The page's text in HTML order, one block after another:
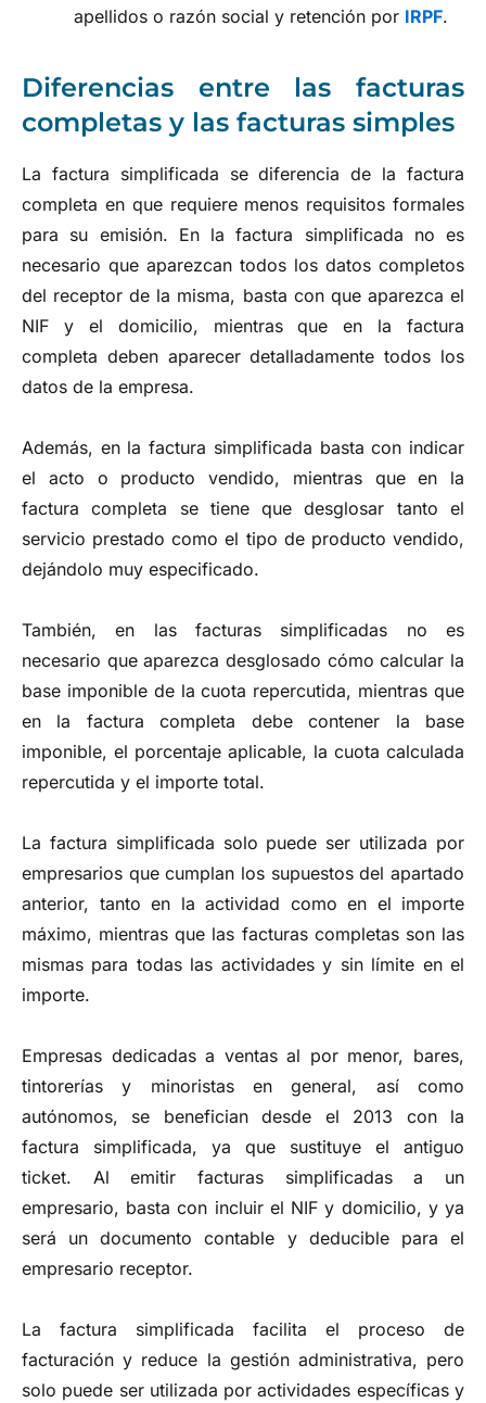
apellidos o razón social y retención por IRPF.
Diferencias entre las facturas
completas y las facturas simples
La factura simplificada se diferencia de la factura
completa en que requiere menos requisitos formales
para su emisión. En la factura simplificada no es
necesario que aparezcan todos los datos completos
del receptor de la misma, basta con que aparezca el
NIF y el domicilio, mientras que en la factura
completa deben aparecer detalladamente todos los
datos de la empresa.
Además, en la factura simplificada basta con indicar
el acto o producto vendido, mientras que en la
factura completa se tiene que desglosar tanto el
servicio prestado como el tipo de producto vendido,
dejándolo muy especificado.
También, en las facturas simplificadas no es
necesario que aparezca desglosado cómo calcular la
base imponible de la cuota repercutida, mientras que
en la factura completa debe contener la base
imponible, el porcentaje aplicable, la cuota calculada
repercutida y el importe total.
La factura simplificada solo puede ser utilizada por
empresarios que cumplan los supuestos del apartado
anterior, tanto en la actividad como en el importe
máximo, mientras que las facturas completas son las
mismas para todas las actividades y sin límite en el
importe.
Empresas dedicadas a ventas al por menor, bares,
tintorerías y minoristas en general, así como
autónomos, se benefician desde el 2013 con la
factura simplificada, ya que sustituye el antiguo
ticket. Al emitir facturas simplificadas a un
empresario, basta con incluir el NIF y domicilio, y ya
será un documento contable y deducible para el
empresario receptor.
La factura simplificada facilita el proceso de
facturación y reduce la gestión administrativa, pero
solo puede ser utilizada por actividades específicas y